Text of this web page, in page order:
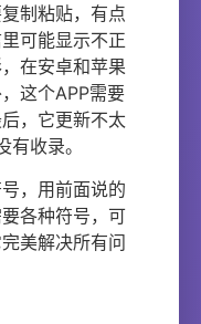
制粘贴，有点
可能显示不正
在安卓和苹果
这个APP需要
，它更新不太
收录。
，用前面说的
各种符号，可
美解决所有问